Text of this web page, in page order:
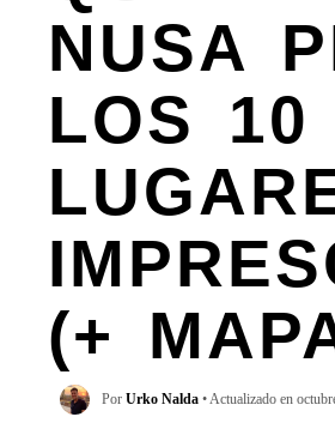
NUSA
LOS 10
(+
Por Urko Nalda • Actualizado en